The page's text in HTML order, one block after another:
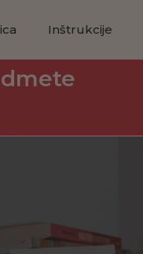
Inštrukcije